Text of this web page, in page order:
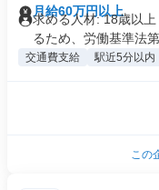
月給60万円以上
求める人材: 18歳以
るため、労働基準法第
交通費支給 駅近5分以内
この